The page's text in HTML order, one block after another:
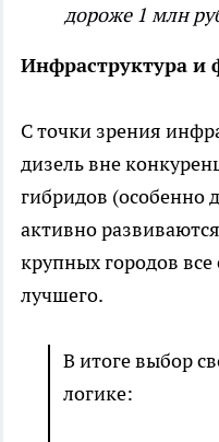
дороже 1 млн
Инфраструктура и
С точки зрения
дизель вне
гибридов (особенно
активно
крупных городов
лучшего.
В итоге выбор
логике: